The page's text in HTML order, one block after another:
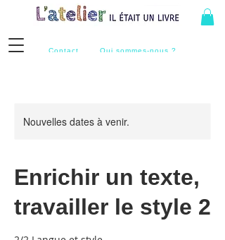
Contact Qui sommes-nous ?
Nouvelles dates à venir.
Enrichir un texte,
travailler le style 2